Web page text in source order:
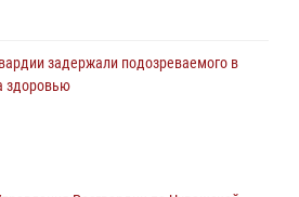
задержали подозреваемого в
здоровью
войск национальной гвардии